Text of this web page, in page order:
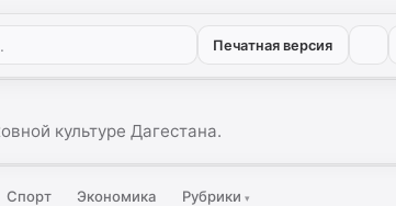
Печатная версия
культуре Дагестана.
Спорт Экономика Рубрики▾